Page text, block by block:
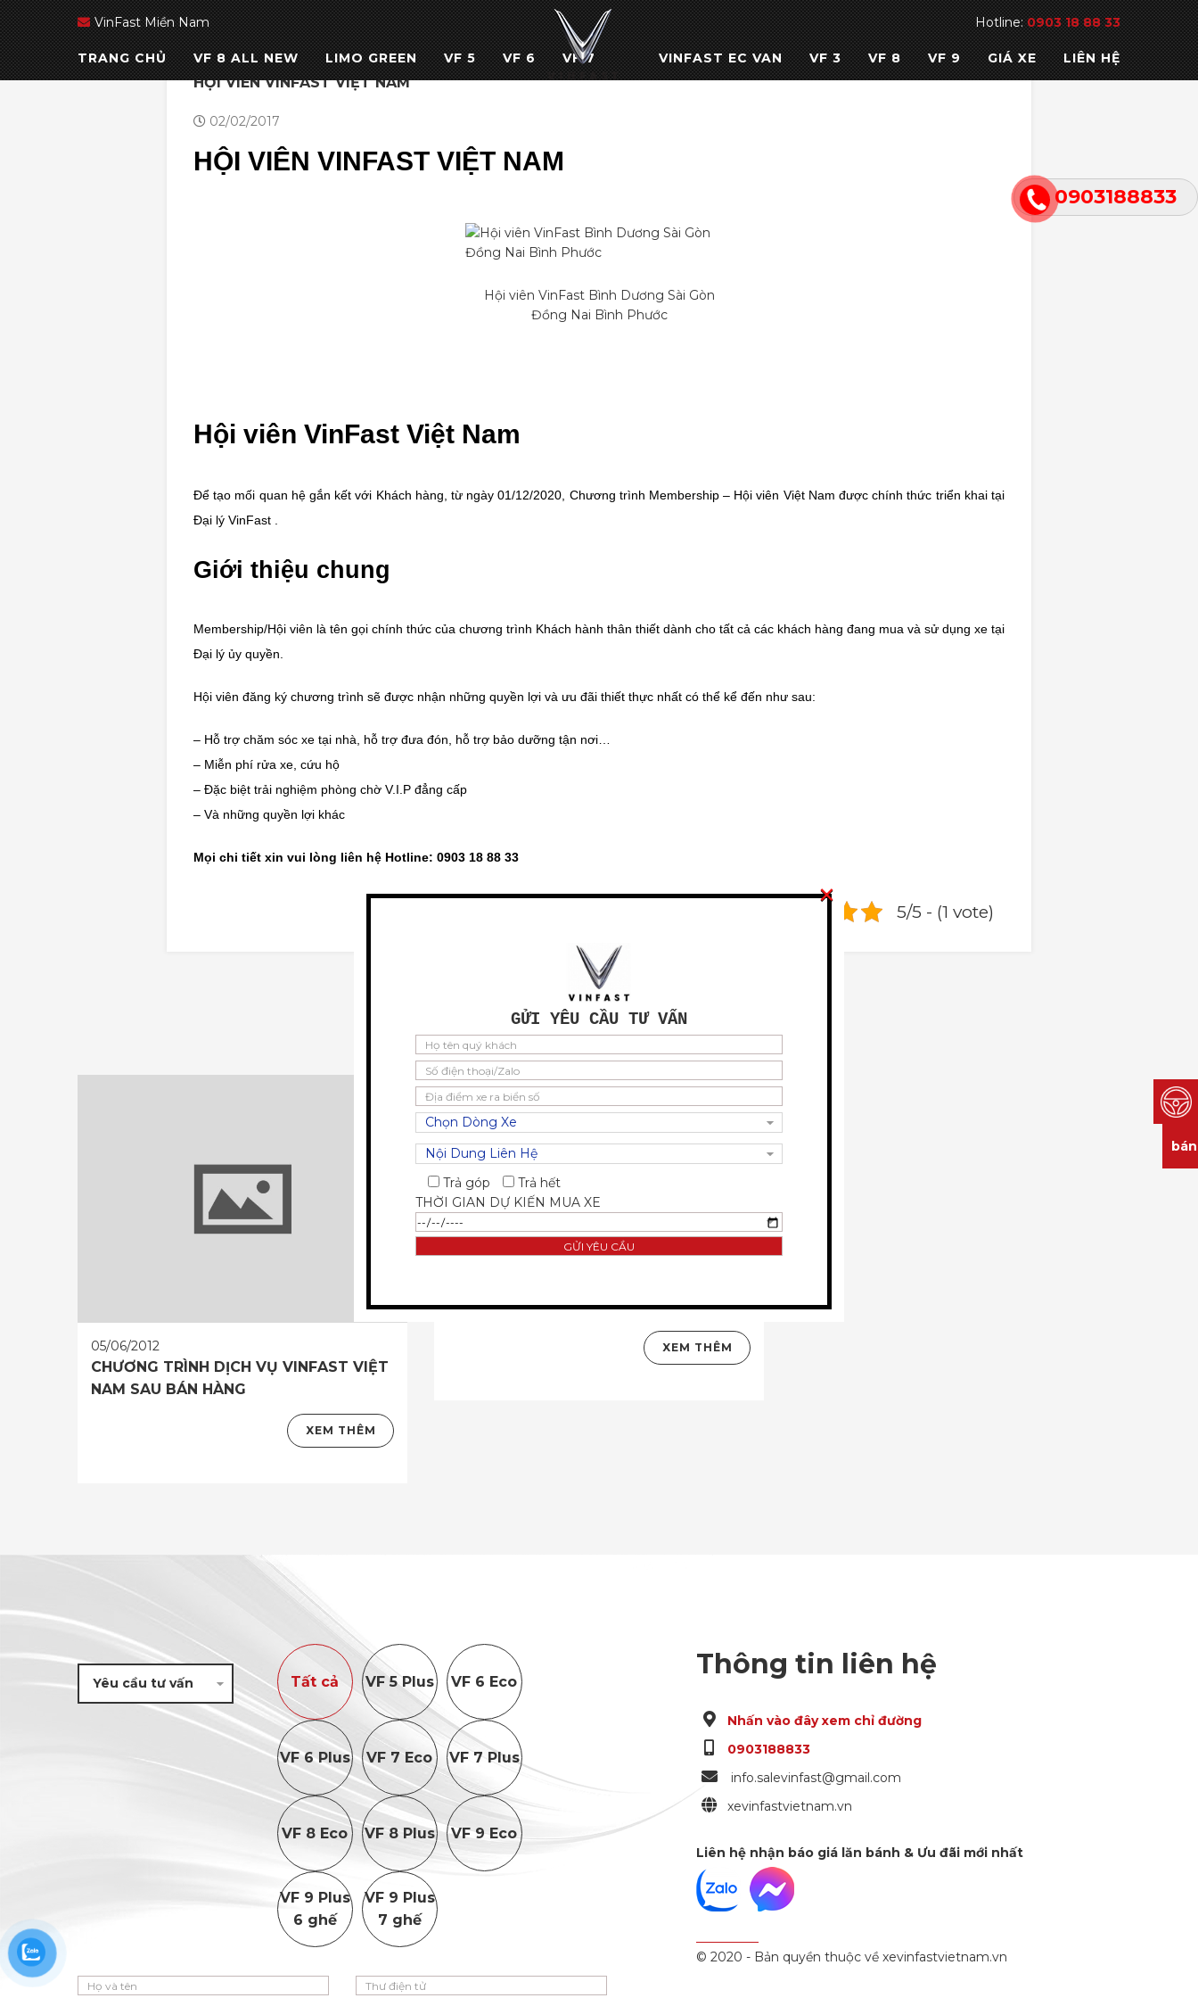
TRANG CHỦ VF 8 ALL NEW LIMO GREEN VF 5 VF 6 VF 7 VINFAST EC VAN VF 3 VF 8 VF 9 GIÁ XE LIÊN HỆ
VinFast Miền Nam Hotline:0903 18 88 33
HỘI VIÊN VINFAST VIỆT NAM
02/02/2017
HỘI VIÊN VINFAST VIỆT NAM
Hội viên VinFast Bình Dương Sài Gòn
Đồng Nai Bình Phước
Hội viên VinFast Việt Nam
Để tạo mối quan hệ gắn kết với Khách hàng, từ ngày 01/12/2020, Chương trình Membership – Hội viên Việt Nam được chính thức triển khai tại
Đại lý VinFast .
Giới thiệu chung
Membership/Hội viên là tên gọi chính thức của chương trình Khách hành thân thiết dành cho tất cả các khách hàng đang mua và sử dụng xe tại
Đại lý ủy quyền.
Hội viên đăng ký chương trình sẽ được nhận những quyền lợi và ưu đãi thiết thực nhất có thể kể đến như sau:
– Hỗ trợ chăm sóc xe tại nhà, hỗ trợ đưa đón, hỗ trợ bảo dưỡng tận nơi…
– Miễn phí rửa xe, cứu hộ
– Đặc biệt trải nghiệm phòng chờ V.I.P đẳng cấp
– Và những quyền lợi khác
Mọi chi tiết xin vui lòng liên hệ Hotline: 0903 18 88 33
5/5 - (1 vote)
BÀI VIẾT KHÁC
05/06/2012
CHƯƠNG TRÌNH DỊCH VỤ VINFAST VIỆT
NAM SAU BÁN HÀNG
XEM THÊM
NAM
XEM THÊM
Tất cả VF 5 Plus VF 6 Eco
VF 6 Plus VF 7 Eco VF 7 Plus
VF 8 Eco VF 8 Plus VF 9 Eco
VF 9 Plus
6 ghế
VF 9 Plus
7 ghế
Thông tin liên hệ
Nhấn vào đây xem chỉ đường
0903188833
info.salevinfast@gmail.com
xevinfastvietnam.vn
Liên hệ nhận báo giá lăn bánh & Ưu đãi mới nhất
© 2020 - Bản quyền thuộc về xevinfastvietnam.vn
0903188833
GỬI YÊU CẦU TƯ VẤN
Trả góp
Trả hết
THỜI GIAN DỰ KIẾN MUA XE
×